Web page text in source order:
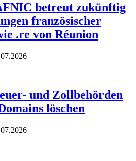
betreut zukünftig
französischer
.re von Réunion
und Zollbehörden
löschen